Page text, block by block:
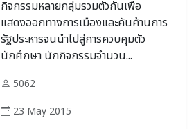
เงือนไข
กิจกรรมหลายกลุ่มรวมตัวกันเพื่อ
แสดงออกทางการเมืองและคันค้านการ
รัฐประหารจนนำไปสู่การควบคุมตัว
นักศึกษา นักกิจกรรมจำนวน...
5062
23 May 2015